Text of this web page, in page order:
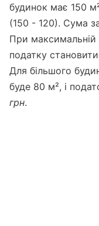
будинок має 150
(150 - 120). Сума
При максимальній
податку
Для більшого
буде 80 м², і
грн.